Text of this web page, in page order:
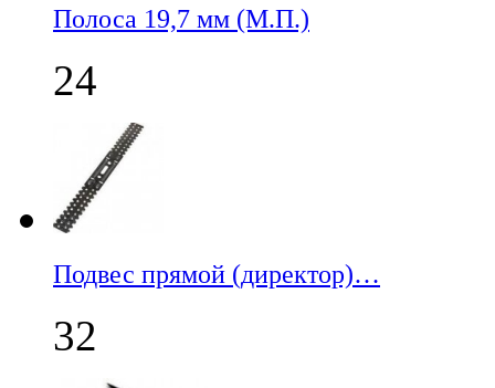
Полоса 19,7 мм (М.П.)
24
Подвес прямой (директор)…
32